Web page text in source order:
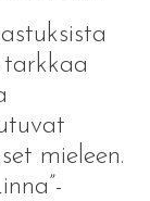
tarkkaa
mieleen.